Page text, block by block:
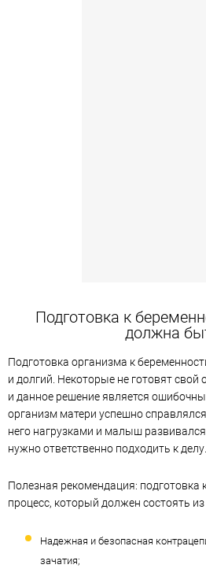
Подготовка к
должна
Подготовка организма к
и долгий. Некоторые не готовят свой
и данное решение является
организм матери успешно
него нагрузками и малыш
нужно ответственно подходить к делу.
Полезная рекомендация: подготовка
процесс, который должен состоять
Надежная и безопасная
зачатия;